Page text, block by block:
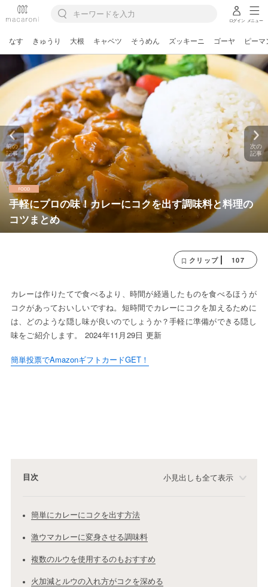
ログイン メニュー
なす きゅうり 大根 キャベツ そうめん ズッキーニ ゴーヤ ピーマ
手軽にプロの味！カレーにコクを出す調味料と料理の
コツまとめ
前の
記事
次の
記事
クリップ 107
カレーは作りたてで食べるより、時間が経過したものを食べるほうが
コクがあっておいしいですね。短時間でカレーにコクを加えるために
は、どのような隠し味が良いのでしょうか？手軽に準備ができる隠し
味をご紹介します。 2024年11月29日 更新
簡単投票でAmazonギフトカードGET！
目次 小見出しも全て表示
簡単にカレーにコクを出す方法
激ウマカレーに変身させる調味料
複数のルウを使用するのもおすすめ
火加減とルウの入れ方がコクを深める